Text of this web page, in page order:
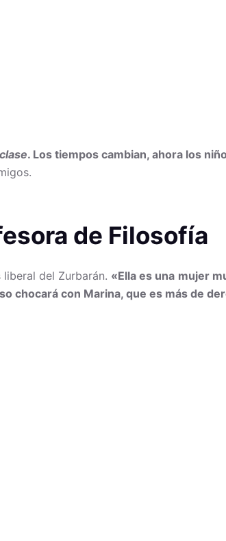
. Los tiempos cambian, ahora los
de Filosofía
del Zurbarán. «Ella es una mujer
chocará con Marina, que es más de